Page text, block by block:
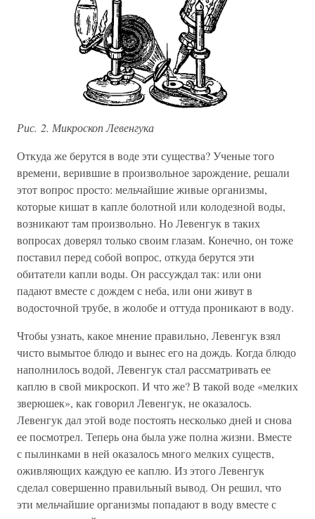
Рис. 2. Микроскоп Левенгука
Откуда же берутся в воде эти существа? Ученые того
времени, верившие в произвольное зарождение, решали
этот вопрос просто: мельчайшие живые организмы,
которые кишат в капле болотной или колодезной воды,
возникают там произвольно. Но Левенгук в таких
вопросах доверял только своим глазам. Конечно, он тоже
поставил перед собой вопрос, откуда берутся эти
обитатели капли воды. Он рассуждал так: или они
падают вместе с дождем с неба, или они живут в
водосточной трубе, в жолобе и оттуда проникают в воду.
Чтобы узнать, какое мнение правильно, Левенгук взял
чисто вымытое блюдо и вынес его на дождь. Когда блюдо
наполнилось водой, Левенгук стал рассматривать ее
каплю в свой микроскоп. И что же? В такой воде «мелких
зверюшек», как говорил Левенгук, не оказалось.
Левенгук дал этой воде постоять несколько дней и снова
ее посмотрел. Теперь она была уже полна жизни. Вместе
с пылинками в ней оказалось много мелких существ,
оживляющих каждую ее каплю. Из этого Левенгук
сделал совершенно правильный вывод. Он решил, что
эти мельчайшие организмы попадают в воду вместе с